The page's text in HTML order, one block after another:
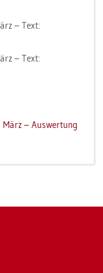
– Text:
– Text:
März – Aus­wer­tung